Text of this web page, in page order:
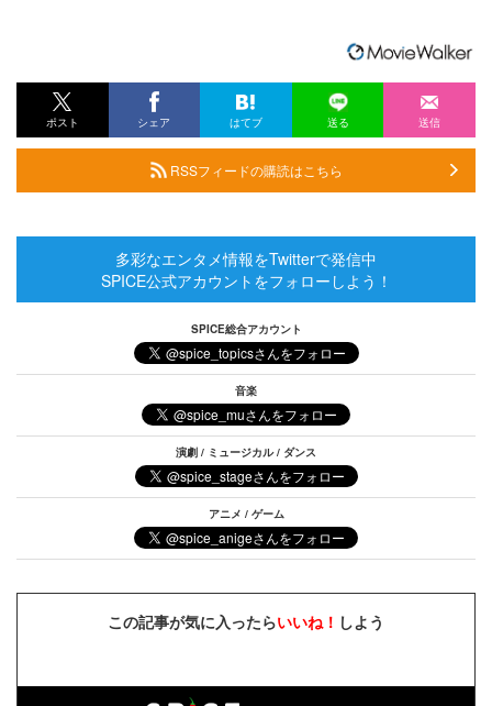
ポスト シェア はてブ 送る 送信
RSSフィードの購読はこちら
多彩なエンタメ情報をTwitterで発信中
SPICE公式アカウントをフォローしよう！
SPICE総合アカウント
音楽
演劇 / ミュージカル / ダンス
アニメ / ゲーム
この記事が気に入ったらいいね！ しよう